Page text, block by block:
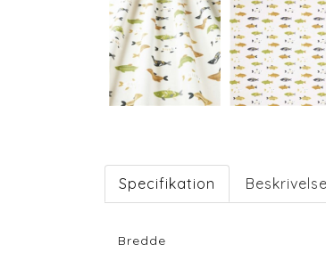
Specifikation Beskrivelse
Bredde